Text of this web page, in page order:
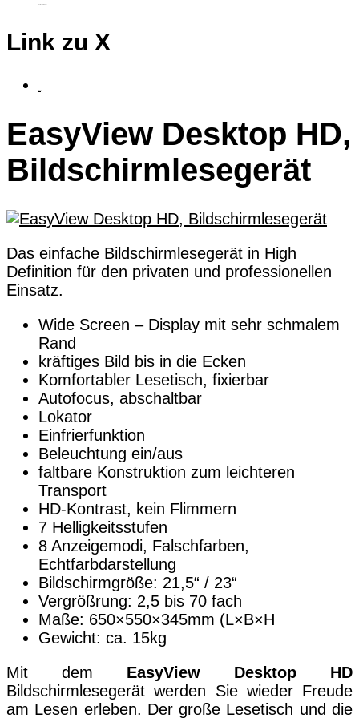
Link zu X
EasyView Desktop HD,
Bildschirmlesegerät
Das einfache Bildschirmlesegerät in High
Definition für den privaten und professionellen
Einsatz.
Wide Screen – Display mit sehr schmalem
Rand
kräftiges Bild bis in die Ecken
Komfortabler Lesetisch, fixierbar
Autofocus, abschaltbar
Lokator
Einfrierfunktion
Beleuchtung ein/aus
faltbare Konstruktion zum leichteren
Transport
HD-Kontrast, kein Flimmern
7 Helligkeitsstufen
8 Anzeigemodi, Falschfarben,
Echtfarbdarstellung
Bildschirmgröße: 21,5“ / 23“
Vergrößrung: 2,5 bis 70 fach
Maße: 650×550×345mm (L×B×H
Gewicht: ca. 15kg
Mit dem EasyView Desktop HD
Bildschirmlesegerät werden Sie wieder Freude
am Lesen erleben. Der große Lesetisch und die